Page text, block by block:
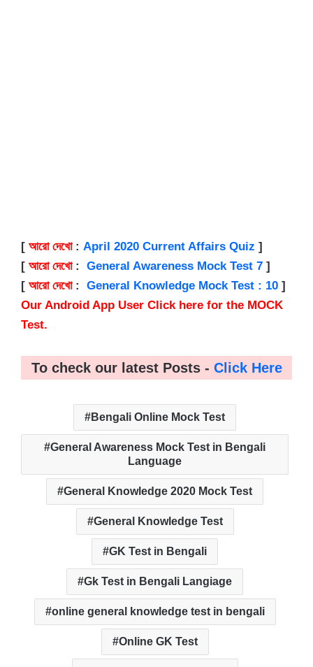
[ আরো দেখো: April 2020 Current Affairs Quiz ]
[ আরো দেখো: General Awareness Mock Test 7 ]
[ আরো দেখো: General Knowledge Mock Test : 10 ]
Our Android App User Click here for the MOCK
Test.
To check our latest Posts - Click Here
Bengali Online Mock Test
General Awareness Mock Test in Bengali
Language
General Knowledge 2020 Mock Test
General Knowledge Test
GK Test in Bengali
Gk Test in Bengali Langiage
online general knowledge test in bengali
Online GK Test